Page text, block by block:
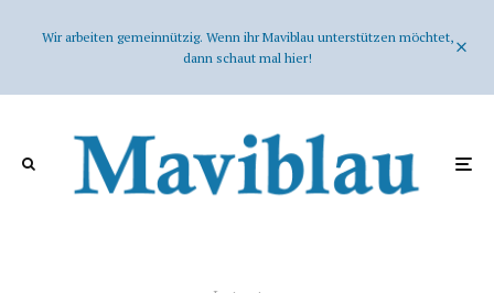
Wir arbeiten gemeinnützig. Wenn ihr Maviblau unterstützen möchtet,
dann schaut mal hier!